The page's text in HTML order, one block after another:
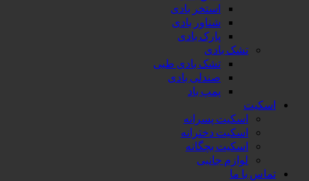
استخر بادی
شناور بادی
پارک بادی
تشک بادی
تشک بادی طبی
صندلی بادی
پمپ باد
اسکیت
اسکیت پسرانه
اسکیت دخترانه
اسکیت بچگانه
لوازم جانبی
تماس با ما